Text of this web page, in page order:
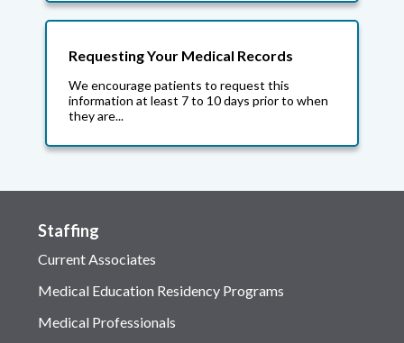
Requesting Your Medical Records
We encourage patients to request this
information at least 7 to 10 days prior to when
they are...
Staffing
Current Associates
Medical Education Residency Programs
Medical Professionals